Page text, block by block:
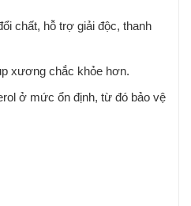
chất, hỗ trợ giải độc, thanh
xương chắc khỏe hơn.
ở mức ổn định, từ đó bảo vệ